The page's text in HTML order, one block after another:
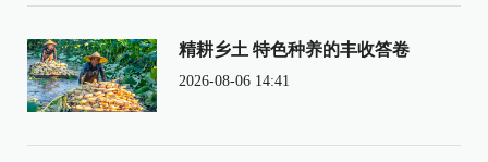
精耕乡土 特色种养的丰收答卷
2026-08-06 14:41